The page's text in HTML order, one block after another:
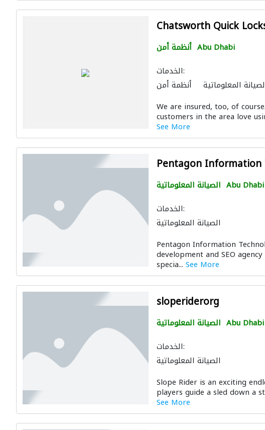
Chatsworth Quick
أنظمة أمن Abu Dhabi
الخدمات:
أنظمة أمن
المعلوماتية
We are insured, too, of
customers in the area love
See More
Pentagon Information
الصيانة المعلوماتية Abu Dhabi
الخدمات:
الصيانة المعلوماتية
Pentagon Information
development and SEO
specia... See More
sloperiderorg
الصيانة المعلوماتية Abu Dhabi
الخدمات:
الصيانة المعلوماتية
Slope Rider is an exciting
players guide a sled down a
See More